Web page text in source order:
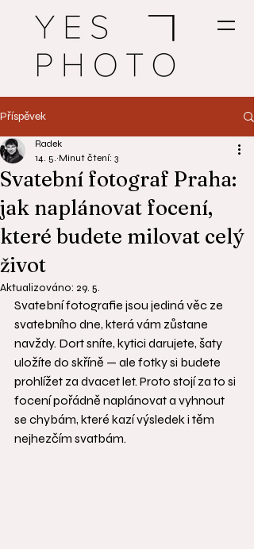
Příspěvek
Svatební fotograf Praha:
jak naplánovat focení,
které budete milovat celý
život
Radek
14. 5. Minut čtení: 3
Aktualizováno: 29. 5.
Svatební fotografie jsou jediná věc ze
svatebního dne, která vám zůstane
navždy. Dort sníte, kytici darujete, šaty
uložíte do skříně — ale fotky si budete
prohlížet za dvacet let. Proto stojí za to si
focení pořádně naplánovat a vyhnout
se chybám, které kazí výsledek i těm
nejhezčím svatbám.